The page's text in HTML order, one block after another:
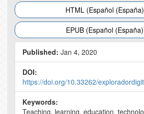
HTML (Español
EPUB (Español
Published: Jan 4, 2020
DOI:
https://doi.org/10.33262/
Keywords:
Teaching, learning, education,